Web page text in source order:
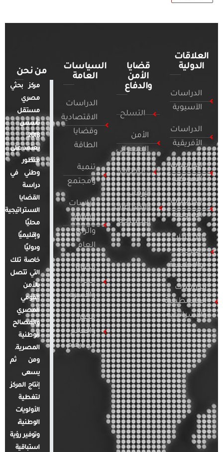
العلاقات
الدولية
الدراسات
الآسيوية
الدراسات
الأفريقية
الدراسات
الأمريكية
الدراسات
الأوروبية
الدراسات
العربية
والإقليمية
الدراسات
الفلسطينية
والإسرائيلية
قضايا
الأمن
والدفاع
التسلح
الأمن
السيبراني
التطرف
الإرهاب
والصراعات
المسلحة
السياسات
العامة
الدراسات
الاقتصادية
وقضايا
الطاقة
تنمية
ومجتمع
دراسات
الإعلام
والرأي
العام
قضايا
المرأة
والأسرة
مصر
والعالم
في أرقام
من نحن
مركز بحثي
مصري
مستقل
تأسس
2018.
يعتمد على
منظور
وطني في
دراسة
القضايا
الاستراتيجية
محليًا
وإقليميًا
ودوليًا
خاصة تلك
التي تتصل
بالأمن
القومي
المصري
والمصالح
الوطنية
المصرية.
ومن ثم
يسعى
إنتاج المركز
لتغطية
الأولويات
الوطنية،
وتوفير رؤية
استباقية